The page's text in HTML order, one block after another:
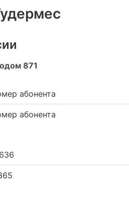
871
абонента
абонента